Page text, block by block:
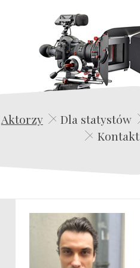
Aktorzy Dla statystów
Kontakt